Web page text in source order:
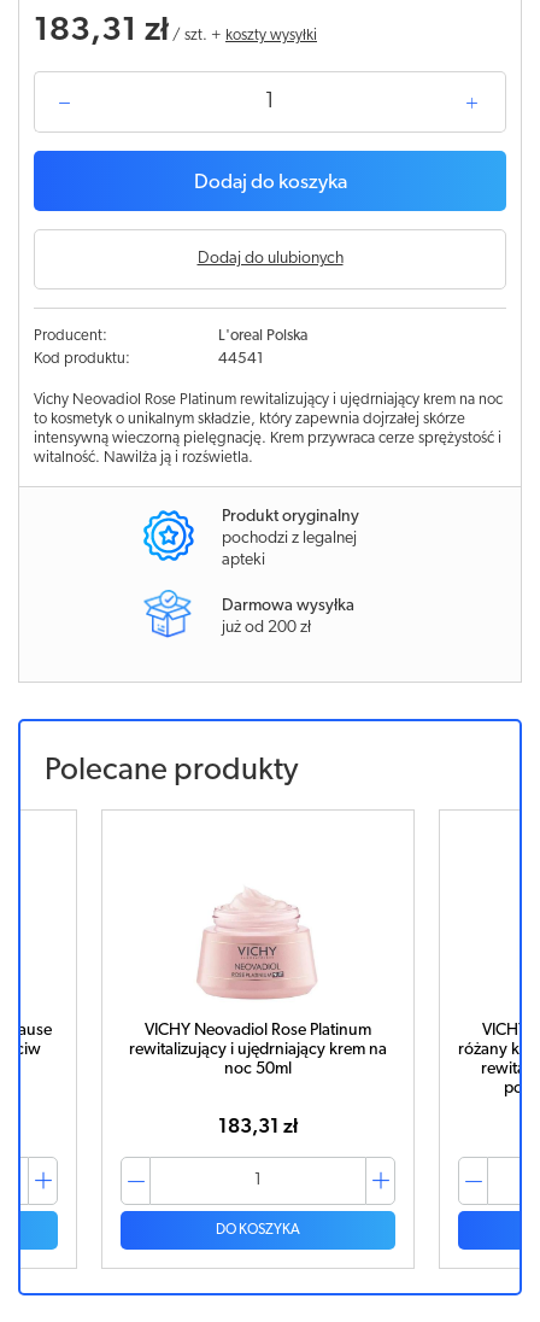
183,31 zł / szt. + koszty wysyłki
Dodaj do koszyka
Dodaj do ulubionych
Producent:
L'oreal Polska
Kod produktu:
44541
Vichy Neovadiol Rose Platinum rewitalizujący i ujędrniający krem na noc
to kosmetyk o unikalnym składzie, który zapewnia dojrzałej skórze
intensywną wieczorną pielęgnację. Krem przywraca cerze sprężystość i
witalność. Nawilża ją i rozświetla.
Produkt oryginalny
pochodzi z legalnej
apteki
Darmowa wysyłka
już od 200 zł
Polecane produkty
VICHY Neovadiol Rose Platinum
rewitalizujący i ujędrniający krem na
noc 50ml
183,31 zł
DO KOSZYKA
VICHY
różany